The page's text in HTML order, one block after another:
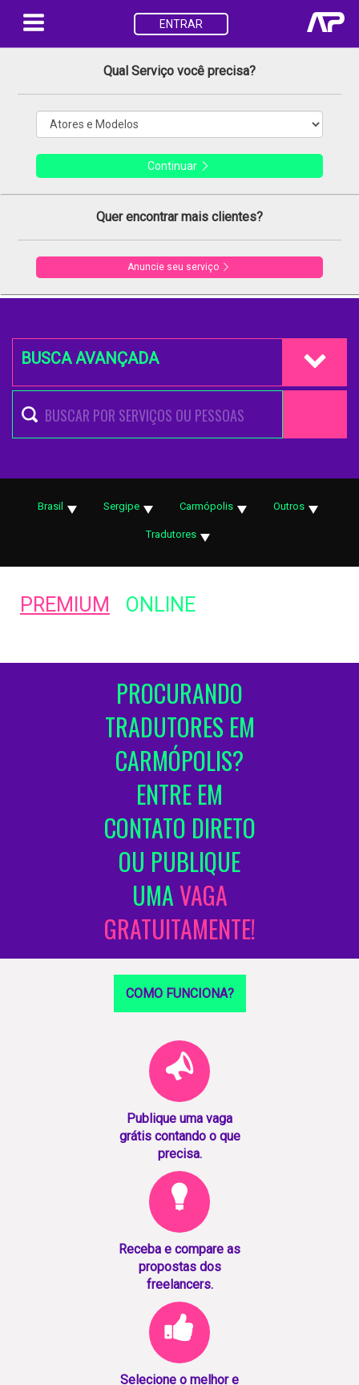
ENTRAR
Qual Serviço você precisa?
Continuar
Quer encontrar mais clientes?
Anuncie seu serviço
BUSCA AVANÇADA
Brasil Sergipe Carmópolis Outros
Tradutores
PREMIUM ONLINE
PROCURANDO
TRADUTORES EM
CARMÓPOLIS?
ENTRE EM
CONTATO DIRETO
OU PUBLIQUE
UMAVAGA
GRATUITAMENTE!
COMO FUNCIONA?
Publique uma vaga
grátis contando o que
precisa.
Receba e compare as
propostas dos
freelancers.
Selecione o melhor e